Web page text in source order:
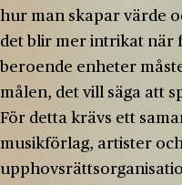
hur man skapar värde
det blir mer intrikat när
beroende enheter
målen, det vill säga att
För detta krävs ett
musikförlag, artister